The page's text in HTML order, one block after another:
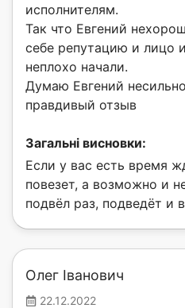
исполнителям.
Так что Евгений
себе репутацию и лицо
неплохо начали.
Думаю Евгений
правдивый отзыв
Загальні висновки:
Если у вас есть время
повезет, а возможно и
подвёл раз, подведёт и
Олег Іванович
22.12.2022